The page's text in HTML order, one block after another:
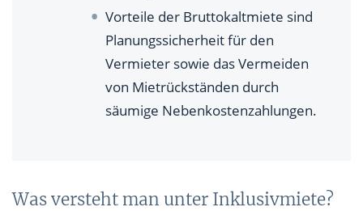
Vorteile der Bruttokaltmiete sind
Planungssicherheit für den
Vermieter sowie das Vermeiden
von Mietrückständen durch
säumige Nebenkostenzahlungen.
Was versteht man unter Inklusivmiete?